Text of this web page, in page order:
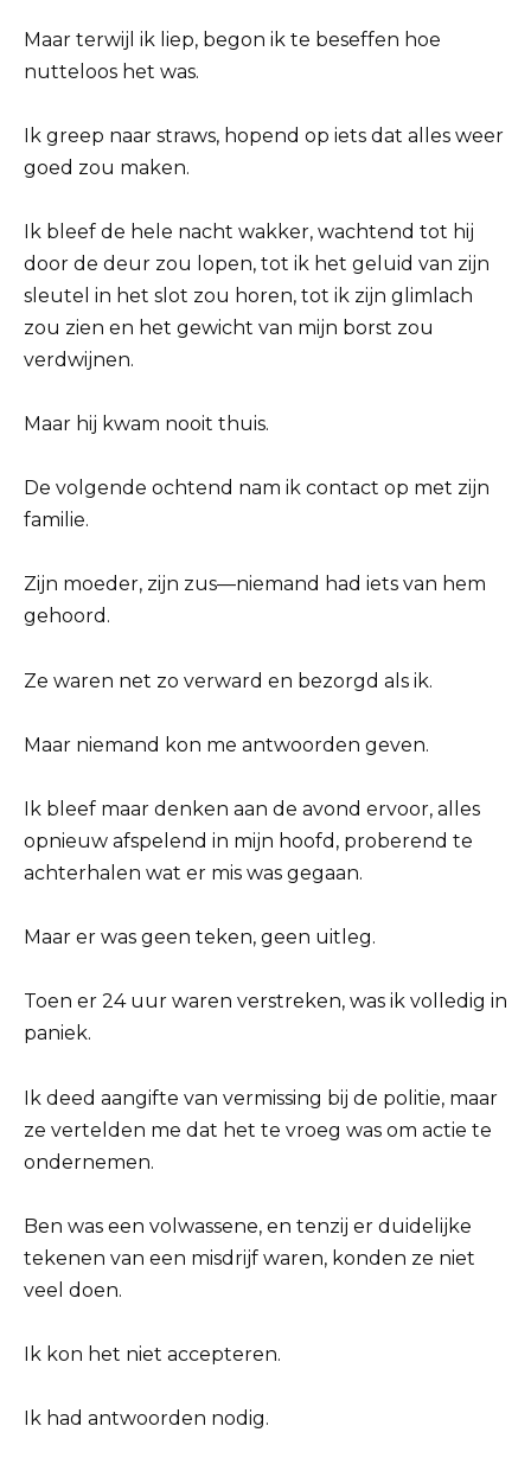
Maar terwijl ik liep, begon ik te beseffen hoe
nutteloos het was.
Ik greep naar straws, hopend op iets dat alles weer
goed zou maken.
Ik bleef de hele nacht wakker, wachtend tot hij
door de deur zou lopen, tot ik het geluid van zijn
sleutel in het slot zou horen, tot ik zijn glimlach
zou zien en het gewicht van mijn borst zou
verdwijnen.
Maar hij kwam nooit thuis.
De volgende ochtend nam ik contact op met zijn
familie.
Zijn moeder, zijn zus—niemand had iets van hem
gehoord.
Ze waren net zo verward en bezorgd als ik.
Maar niemand kon me antwoorden geven.
Ik bleef maar denken aan de avond ervoor, alles
opnieuw afspelend in mijn hoofd, proberend te
achterhalen wat er mis was gegaan.
Maar er was geen teken, geen uitleg.
Toen er 24 uur waren verstreken, was ik volledig in
paniek.
Ik deed aangifte van vermissing bij de politie, maar
ze vertelden me dat het te vroeg was om actie te
ondernemen.
Ben was een volwassene, en tenzij er duidelijke
tekenen van een misdrijf waren, konden ze niet
veel doen.
Ik kon het niet accepteren.
Ik had antwoorden nodig.